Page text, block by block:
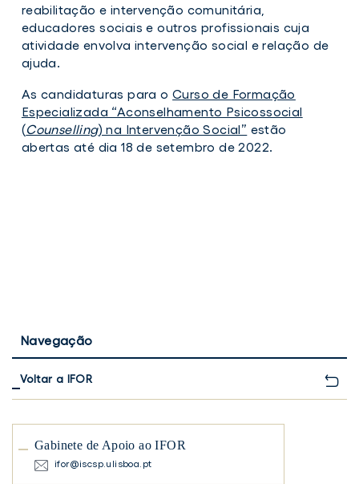
reabilitação e intervenção comunitária,
educadores sociais e outros profissionais cuja
atividade envolva intervenção social e relação de
ajuda.
As candidaturas para oCurso de Formação
Especializada “Aconselhamento Psicossocial
(Counselling) na Intervenção Social” estão
abertas até dia 18 de setembro de 2022.
Navegação
Voltar a IFOR
Gabinete de Apoio ao IFOR
ifor@iscsp.ulisboa.pt